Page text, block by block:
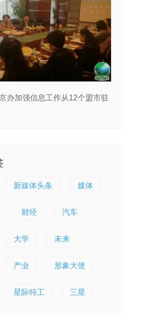
办加强信息工作从12个盟市驻
新媒体头条 媒体
财经 汽车
大学 未来
产业 形象大使
星际特工 三星